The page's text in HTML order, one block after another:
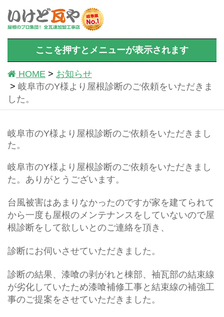
ここを押すとメニューが表示されます
HOME
お知らせ
岐阜市のY様より屋根診断のご依頼をいただきま
した。
岐阜市のY様より屋根診断のご依頼をいただきまし
た。
岐阜市のY様より屋根診断のご依頼をいただきまし
た。ありがとうございます。
台風被害はあまりなかったのですが家を建てられて
から一度も屋根のメンテナンスをしていないので屋
根診断をして欲しいとのご連絡を頂き、
診断にお伺いさせていただきました。
診断の結果、漆喰の剥がれと棟部、袖瓦部の結束線
が劣化していたため漆喰補修工事と結束線の補強工
事のご提案をさせていただきました。